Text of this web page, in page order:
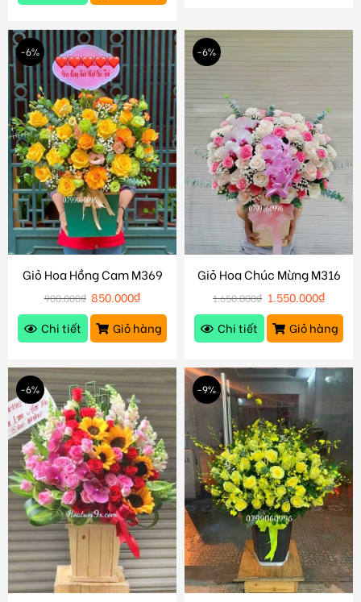
-6%
Giỏ Hoa Hồng Cam M369
900.000₫ 850.000₫
Chi tiết
Giỏ hàng
-6%
Giỏ Hoa Chúc Mừng M316
1.650.000₫ 1.550.000₫
Chi tiết
Giỏ hàng
-6% -9%